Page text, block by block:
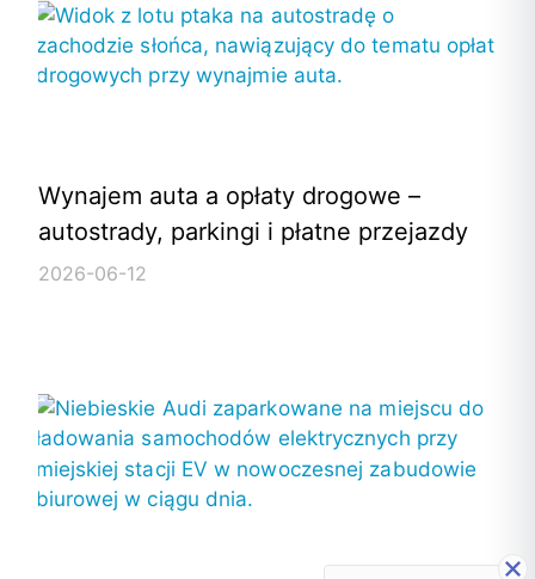
Wynajem auta a opłaty drogowe –
autostrady, parkingi i płatne przejazdy
2026-06-12